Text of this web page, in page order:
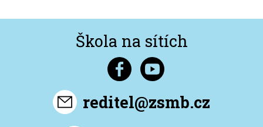
Škola na sítích
reditel@zsmb.cz